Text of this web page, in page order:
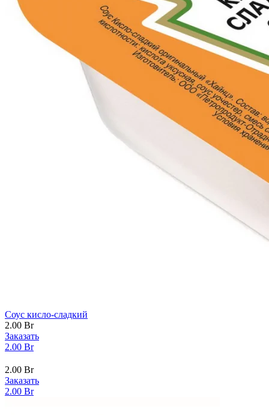
Соус кисло-сладкий
2.00 Br
Заказать
2.00 Br
2.00 Br
Заказать
2.00 Br